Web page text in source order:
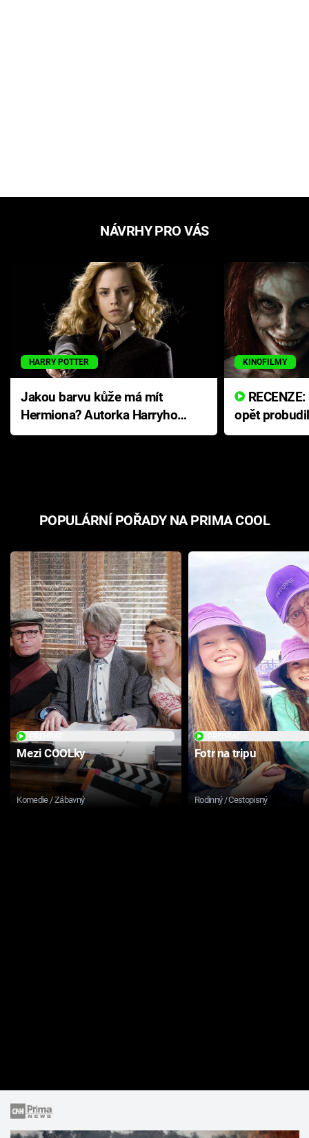
NÁVRHY PRO VÁS
HARRY POTTER
Jakou barvu kůže má mít
Hermiona? Autorka Harryho
Pottera přišla s ráznou
KINOFILMY
opět
přichází s
POPULÁRNÍ POŘADY NA PRIMA COOL
Mezi COOLky
Komedie / Zábavný
Fotr na tripu
Rodinný / Cestopisný